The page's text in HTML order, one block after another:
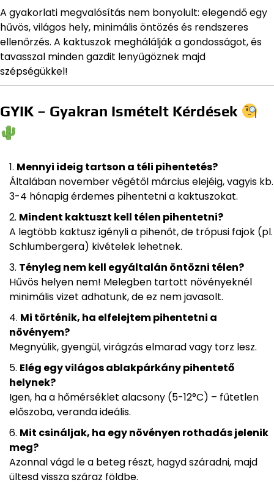
A gyakorlati megvalósítás nem bonyolult: elegendő egy
hűvös, világos hely, minimális öntözés és rendszeres
ellenőrzés. A kaktuszok meghálálják a gondosságot, és
tavasszal minden gazdit lenyűgöznek majd
szépségükkel!
GYIK – Gyakran Ismételt Kérdések
Mennyi ideig tartson a téli pihentetés?
Általában november végétől március elejéig, vagyis kb.
3-4 hónapig érdemes pihentetni a kaktuszokat.
Mindent kaktuszt kell télen pihentetni?
A legtöbb kaktusz igényli a pihenőt, de trópusi fajok (pl.
Schlumbergera) kivételek lehetnek.
Tényleg nem kell egyáltalán öntözni télen?
Hűvös helyen nem! Melegben tartott növényeknél
minimális vizet adhatunk, de ez nem javasolt.
Mi történik, ha elfelejtem pihentetni a
növényem?
Megnyúlik, gyengül, virágzás elmarad vagy torz lesz.
Elég egy világos ablakpárkány pihentető
helynek?
Igen, ha a hőmérséklet alacsony (5-12°C) – fűtetlen
előszoba, veranda ideális.
Mit csináljak, ha egy növényen rothadás jelenik
meg?
Azonnal vágd le a beteg részt, hagyd száradni, majd
ültesd vissza száraz földbe.